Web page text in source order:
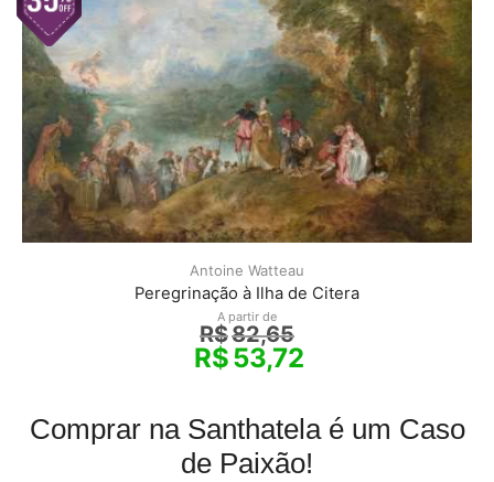
Antoine Watteau
Peregrinação à Ilha de Citera
A partir de
R$82,65
R$53,72
Comprar na Santhatela é um Caso
de Paixão!